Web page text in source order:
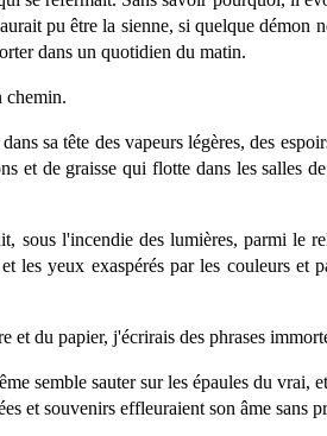
pu être la sienne, si quelque
dans un quotidien du matin.
chemin.
sa tête des vapeurs légères, des
et de graisse qui flotte dans les salles
sous l'incendie des lumières, parmi le
les yeux exaspérés par les couleurs
et du papier, j'écrirais des phrases
semble sauter sur les épaules du
et souvenirs effleuraient son âme sans